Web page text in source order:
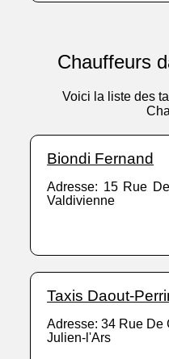
Chauffeurs
Voici la liste des
Biondi Fernand
Adresse: 15 Rue
Valdivienne
Taxis Daout-
Adresse: 34 Rue De
Julien-l'Ars